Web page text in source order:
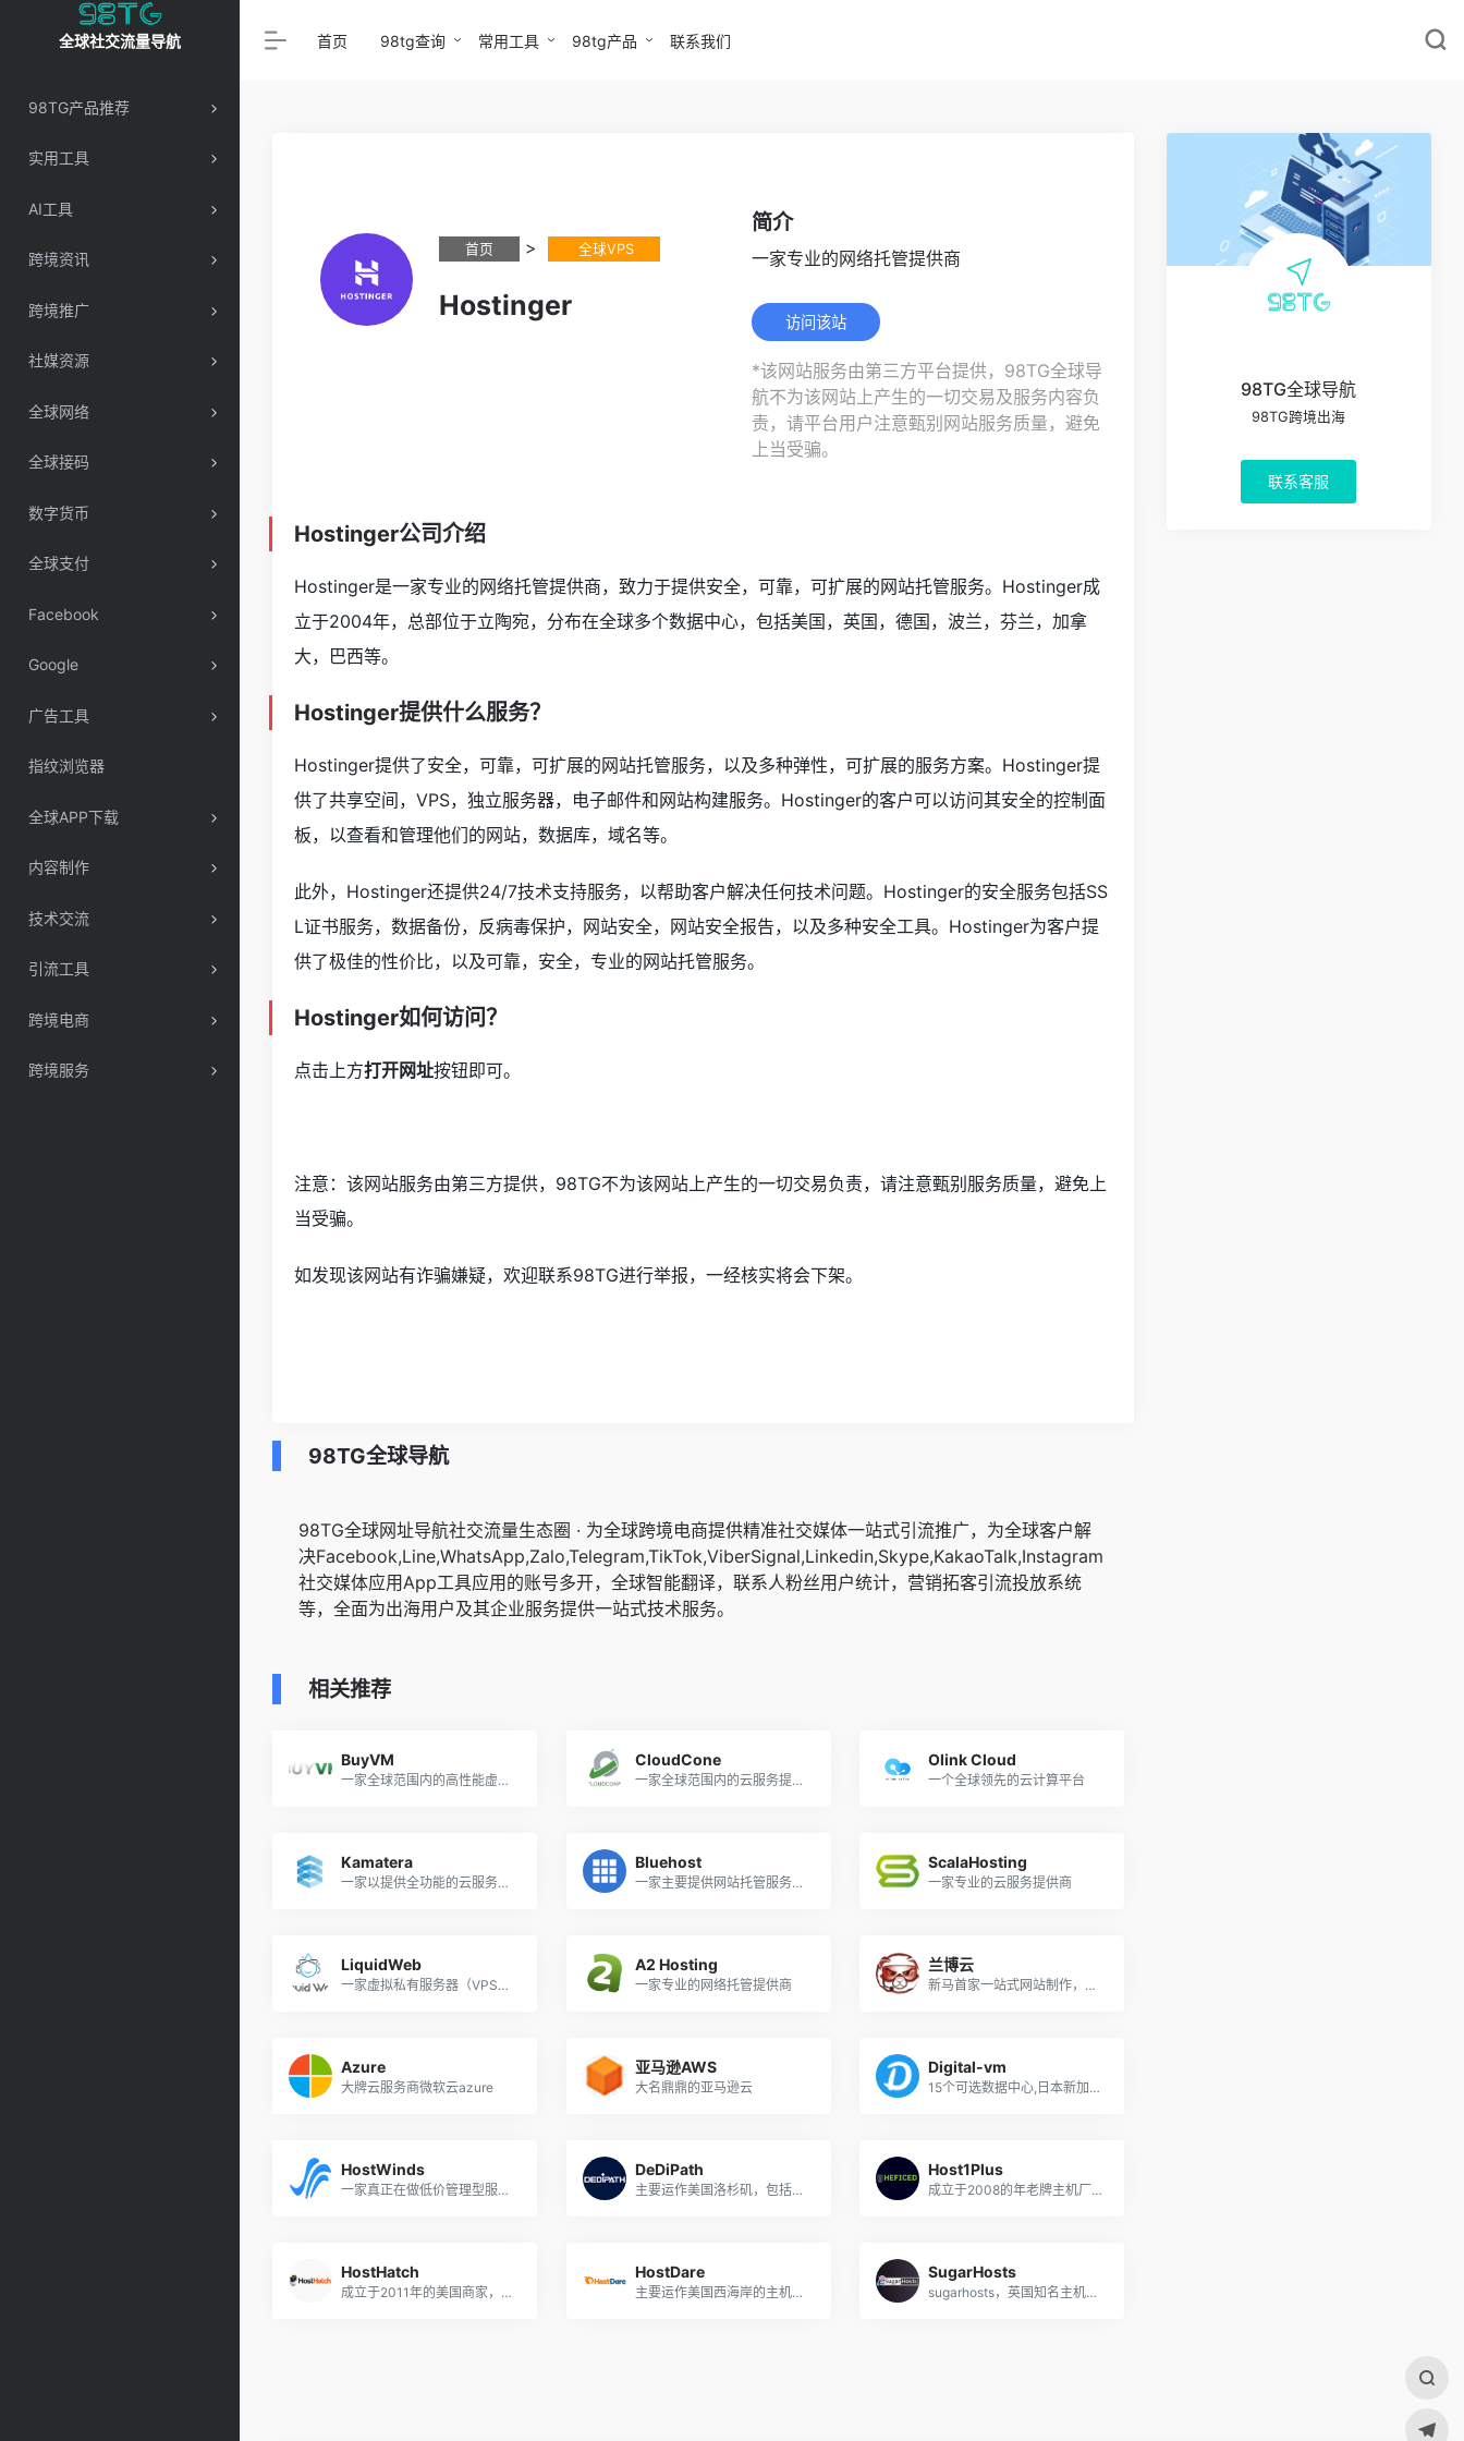
全球社交流量导航
98TG产品推荐
实用工具
AI工具
跨境资讯
跨境推广
社媒资源
全球网络
全球接码
数字货币
全球支付
Facebook
Google
广告工具
指纹浏览器
全球APP下载
内容制作
技术交流
引流工具
跨境电商
跨境服务
首页 98tg查询 常用工具 98tg产品 联系我们
首页 > 全球VPS
Hostinger
简介
一家专业的网络托管提供商
访问该站
*该网站服务由第三方平台提供，98TG全球导
航不为该网站上产生的一切交易及服务内容负
责，请平台用户注意甄别网站服务质量，避免
上当受骗。
Hostinger公司介绍
Hostinger是一家专业的网络托管提供商，致力于提供安全，可靠，可扩展的网站托管服务。Hostinger成
立于2004年，总部位于立陶宛，分布在全球多个数据中心，包括美国，英国，德国，波兰，芬兰，加拿
大，巴西等。
Hostinger提供什么服务？
Hostinger提供了安全，可靠，可扩展的网站托管服务，以及多种弹性，可扩展的服务方案。Hostinger提
供了共享空间，VPS，独立服务器，电子邮件和网站构建服务。Hostinger的客户可以访问其安全的控制面
板，以查看和管理他们的网站，数据库，域名等。
此外，Hostinger还提供24/7技术支持服务，以帮助客户解决任何技术问题。Hostinger的安全服务包括SS
L证书服务，数据备份，反病毒保护，网站安全，网站安全报告，以及多种安全工具。Hostinger为客户提
供了极佳的性价比，以及可靠，安全，专业的网站托管服务。
Hostinger如何访问？
点击上方打开网址按钮即可。
注意：该网站服务由第三方提供，98TG不为该网站上产生的一切交易负责，请注意甄别服务质量，避免上
当受骗。
如发现该网站有诈骗嫌疑，欢迎联系98TG进行举报，一经核实将会下架。
98TG全球导航
98TG全球网址导航社交流量生态圈 · 为全球跨境电商提供精准社交媒体一站式引流推广，为全球客户解
决Facebook,Line,WhatsApp,Zalo,Telegram,TikTok,ViberSignal,Linkedin,Skype,KakaoTalk,Instagram
社交媒体应用App工具应用的账号多开，全球智能翻译，联系人粉丝用户统计，营销拓客引流投放系统
等，全面为出海用户及其企业服务提供一站式技术服务。
相关推荐
BuyVM
一家全球范围内的高性能虚拟主机服务提供商
CloudCone
一家全球范围内的云服务提供商
Olink Cloud
一个全球领先的云计算平台
Kamatera
一家以提供全功能的云服务为特色的全球性云服务提供商
Bluehost
一家主要提供网站托管服务的公司
ScalaHosting
一家专业的云服务提供商
LiquidWeb
一家虚拟私有服务器（VPS），云服务器，专用服务器和基础架构即服务（IaaS）提供商
A2 Hosting
一家专业的网络托管提供商
兰博云
新马首家一站式网站制作，营销，云服务器代理，论坛等一站式推广公司
Azure
大牌云服务商微软云azure
亚马逊AWS
大名鼎鼎的亚马逊云
Digital-vm
15个可选数据中心,日本新加坡机房多，速度快，支持支付宝付款
HostWinds
一家真正在做低价管理型服务器主机业务的公司，国外口碑好到爆炸！
DeDiPath
主要运作美国洛杉矶，包括：虚拟主机、VPS、独立服务器，尤其是VPS，配置高（大内存、大硬盘、大流量），价格低，还有Windows系统；支持支付宝、PayPal等付款
Host1Plus
成立于2008的年老牌主机厂商，支持支付宝付款
HostHatch
成立于2011年的美国商家，主要运作VPS业务
HostDare
主要运作美国西海岸的主机业务，特别是亚洲优化线路，支持支付宝付款
SugarHosts
sugarhosts，英国知名主机商家，也提供VPS（机械盘和SSD，基于XEN，也有windows），洛杉矶、香港、台湾机房.网站支持中文，方便
98TG全球导航
98TG跨境出海
联系客服